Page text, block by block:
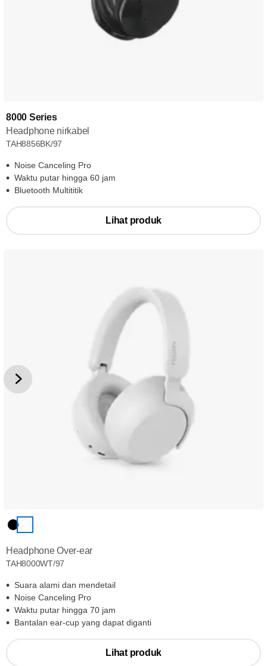
8000 Series
Headphone nirkabel
TAH8856BK/97
Noise Canceling Pro
Waktu putar hingga 60 jam
Bluetooth Multititik
Lihat produk
Headphone Over-ear
TAH8000WT/97
Suara alami dan mendetail
Noise Canceling Pro
Waktu putar hingga 70 jam
Bantalan ear-cup yang dapat diganti
Lihat produk